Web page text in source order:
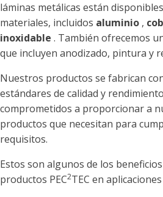
láminas metálicas están
materiales, incluidos aluminio ,
inoxidable . También ofrecemos
que incluyen anodizado, pintura y
Nuestros productos se fabrican
estándares de calidad y
comprometidos a proporcionar a
productos que necesitan para
requisitos.
Estos son algunos de los
productos PEC2TEC en